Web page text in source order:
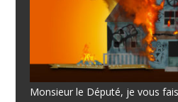
Monsieur le Député, je vous